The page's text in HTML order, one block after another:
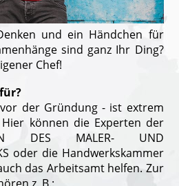
und ein Händchen für
sind ganz Ihr Ding?
Chef!
der Gründung - ist extrem
können die Experten der
DES MALER- UND
oder die Handwerkskammer
das Arbeitsamt helfen. Zur